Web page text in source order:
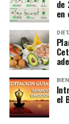
de
en
el